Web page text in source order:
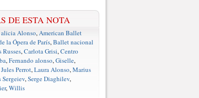
DE ESTA NOTA
alicia Alonso,American Ballet
la Ópera de París,Ballet nacional
Russes,Carlota Grisi,Centro
,Fernando alonso,Giselle,
Jules Perrot,Laura Alonso,Marius
,Serge Diaghilev,
,Willis